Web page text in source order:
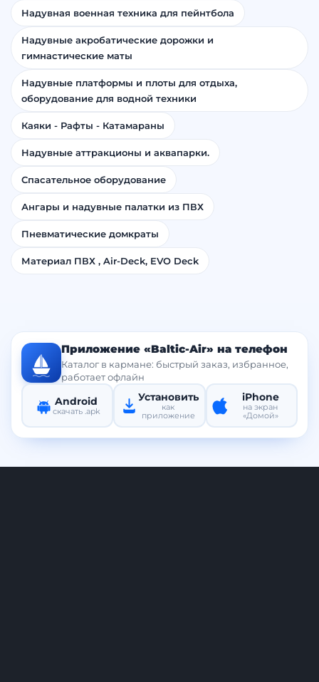
Надувная военная техника для пейнтбола
Надувные акробатические дорожки и
гимнастические маты
Надувные платформы и плоты для отдыха,
оборудование для водной техники
Каяки - Рафты - Катамараны
Надувные аттракционы и аквапарки.
Спасательное оборудование
Ангары и надувные палатки из ПВХ
Пневматические домкраты
Материал ПВХ , Air-Deck, EVO Deck
Приложение «Baltic-Air» на телефон
Каталог в кармане: быстрый заказ, избранное,
работает офлайн
Android
скачать .apk
Установить
как
приложение
iPhone
на экран
«Домой»